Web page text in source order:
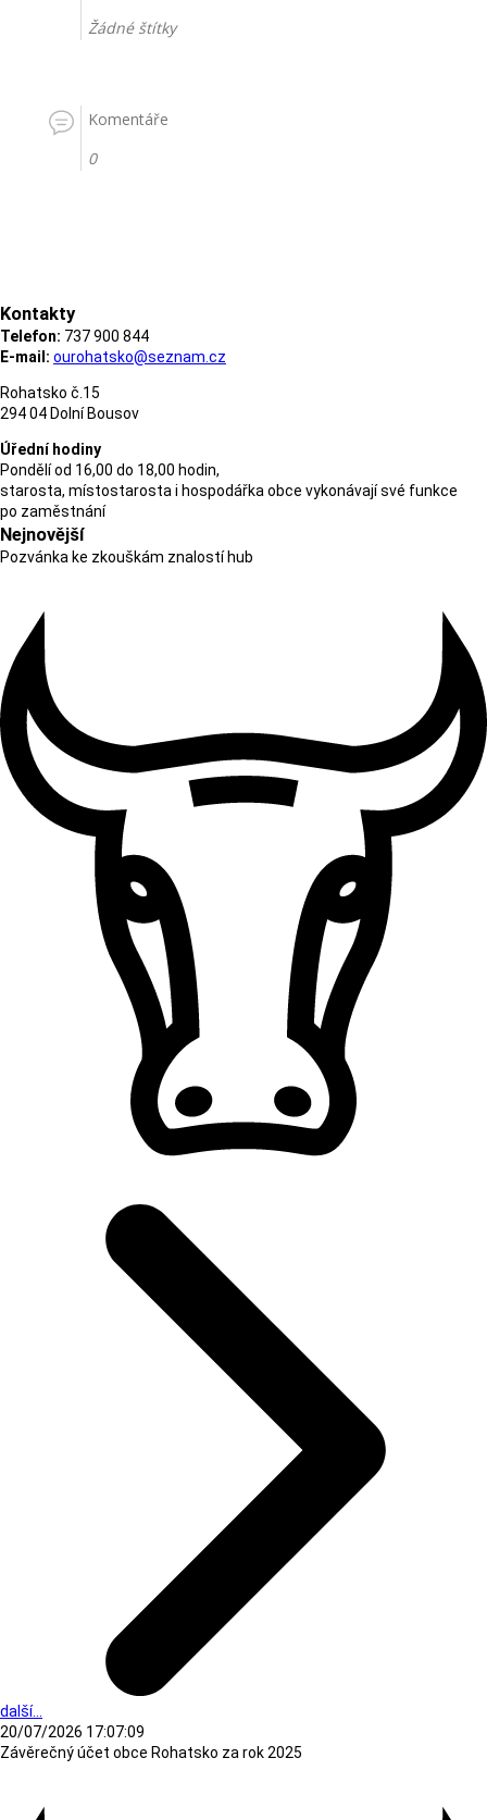
Žádné štítky
Komentáře
0
Kontakty
Telefon: 737 900 844
E-mail: ourohatsko@seznam.cz
Rohatsko č.15
294 04 Dolní Bousov
Úřední hodiny
Pondělí od 16,00 do 18,00 hodin,
starosta, místostarosta i hospodářka obce vykonávají své funkce
po zaměstnání
Nejnovější
Pozvánka ke zkouškám znalostí hub
další...
20/07/2026 17:07:09
Závěrečný účet obce Rohatsko za rok 2025